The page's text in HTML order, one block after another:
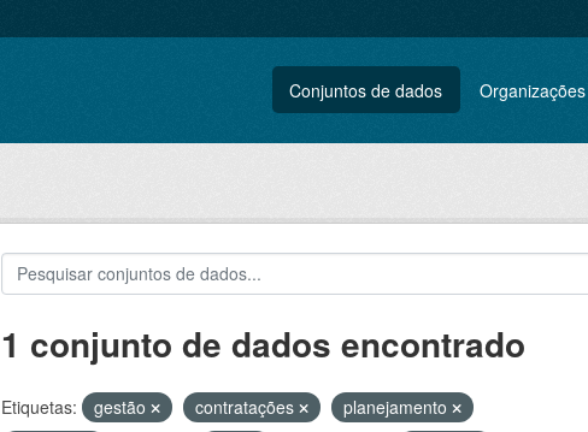
Conjuntos de dados Organizações
1 conjunto de dados encontrado
Etiquetas: gestão contratações
planejamento